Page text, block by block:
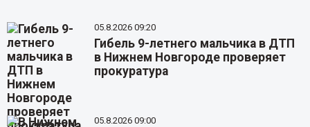
05.8.2026 09:20
Гибель 9-летнего мальчика в ДТП
в Нижнем Новгороде проверяет
прокуратура
05.8.2026 09:00